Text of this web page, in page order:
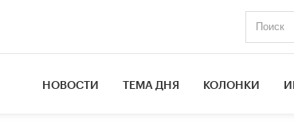
НОВОСТИ ТЕМА ДНЯ КОЛОНКИ